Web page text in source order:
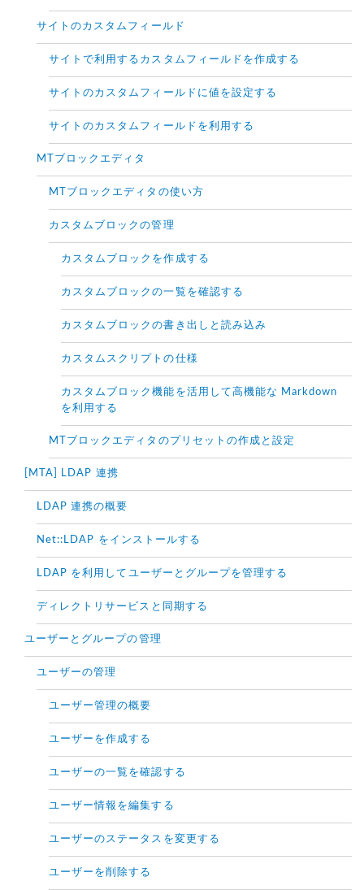
サイトのカスタムフィールド
サイトで利用するカスタムフィールドを作成する
サイトのカスタムフィールドに値を設定する
サイトのカスタムフィールドを利用する
MTブロックエディタ
MTブロックエディタの使い方
カスタムブロックの管理
カスタムブロックを作成する
カスタムブロックの一覧を確認する
カスタムブロックの書き出しと読み込み
カスタムスクリプトの仕様
カスタムブロック機能を活用して高機能な Markdown
を利用する
MTブロックエディタのプリセットの作成と設定
[MTA] LDAP 連携
LDAP 連携の概要
Net::LDAP をインストールする
LDAP を利用してユーザーとグループを管理する
ディレクトリサービスと同期する
ユーザーとグループの管理
ユーザーの管理
ユーザー管理の概要
ユーザーを作成する
ユーザーの一覧を確認する
ユーザー情報を編集する
ユーザーのステータスを変更する
ユーザーを削除する